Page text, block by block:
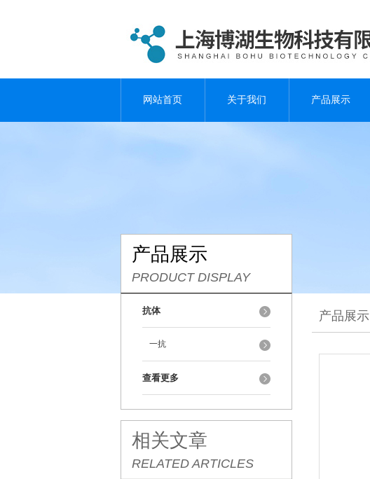
网站首页 关于我们 产品展示
产品展示
PRODUCT DISPLAY
抗体
一抗
查看更多
相关文章
RELATED ARTICLES
产品展示